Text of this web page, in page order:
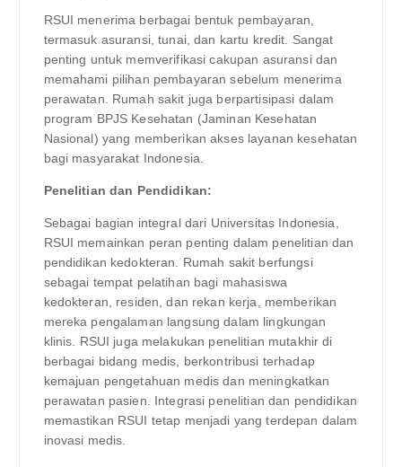
RSUI menerima berbagai bentuk pembayaran,
termasuk asuransi, tunai, dan kartu kredit. Sangat
penting untuk memverifikasi cakupan asuransi dan
memahami pilihan pembayaran sebelum menerima
perawatan. Rumah sakit juga berpartisipasi dalam
program BPJS Kesehatan (Jaminan Kesehatan
Nasional) yang memberikan akses layanan kesehatan
bagi masyarakat Indonesia.
Penelitian dan Pendidikan:
Sebagai bagian integral dari Universitas Indonesia,
RSUI memainkan peran penting dalam penelitian dan
pendidikan kedokteran. Rumah sakit berfungsi
sebagai tempat pelatihan bagi mahasiswa
kedokteran, residen, dan rekan kerja, memberikan
mereka pengalaman langsung dalam lingkungan
klinis. RSUI juga melakukan penelitian mutakhir di
berbagai bidang medis, berkontribusi terhadap
kemajuan pengetahuan medis dan meningkatkan
perawatan pasien. Integrasi penelitian dan pendidikan
memastikan RSUI tetap menjadi yang terdepan dalam
inovasi medis.